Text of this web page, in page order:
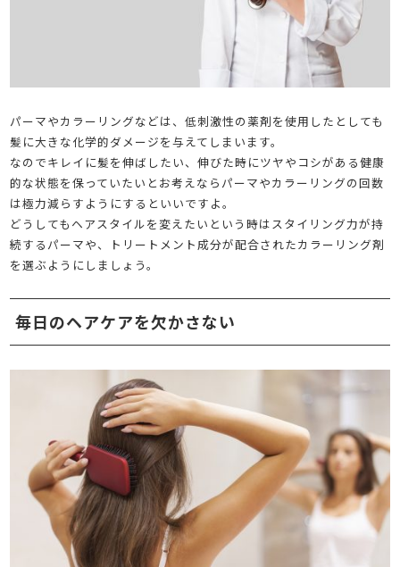
パーマやカラーリングなどは、低刺激性の薬剤を使用したとしても
髪に大きな化学的ダメージを与えてしまいます。
なのでキレイに髪を伸ばしたい、伸びた時にツヤやコシがある健康
的な状態を保っていたいとお考えならパーマやカラーリングの回数
は極力減らすようにするといいですよ。
どうしてもヘアスタイルを変えたいという時はスタイリング力が持
続するパーマや、トリートメント成分が配合されたカラーリング剤
を選ぶようにしましょう。
毎日のヘアケアを欠かさない